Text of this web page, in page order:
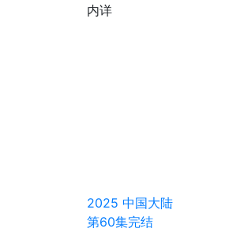
内详
2025 中国大陆
第60集完结